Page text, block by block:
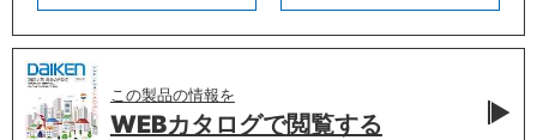
この製品の情報を
WEBカタログで閲覧する